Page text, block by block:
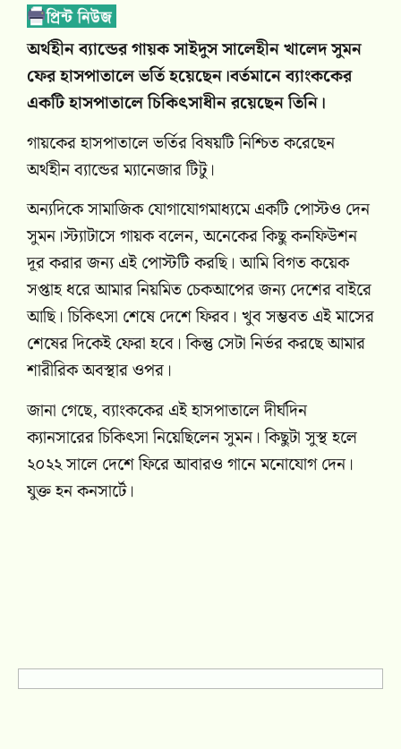
অর্থহীন ব্যান্ডের গায়ক সাইদুস সালেহীন খালেদ সুমন
ফের হাসপাতালে ভর্তি হয়েছেন।বর্তমানে ব্যাংককের
একটি হাসপাতালে চিকিৎসাধীন রয়েছেন তিনি।
গায়কের হাসপাতালে ভর্তির বিষয়টি নিশ্চিত করেছেন
অর্থহীন ব্যান্ডের ম্যানেজার টিটু।
অন্যদিকে সামাজিক যোগাযোগমাধ্যমে একটি পোস্টও দেন
সুমন।স্ট্যাটাসে গায়ক বলেন, অনেকের কিছু কনফিউশন
দূর করার জন্য এই পোস্টটি করছি। আমি বিগত কয়েক
সপ্তাহ ধরে আমার নিয়মিত চেকআপের জন্য দেশের বাইরে
আছি। চিকিৎসা শেষে দেশে ফিরব। খুব সম্ভবত এই মাসের
শেষের দিকেই ফেরা হবে। কিন্তু সেটা নির্ভর করছে আমার
শারীরিক অবস্থার ওপর।
জানা গেছে, ব্যাংককের এই হাসপাতালে দীর্ঘদিন
ক্যানসারের চিকিৎসা নিয়েছিলেন সুমন। কিছুটা সুস্থ হলে
২০২২ সালে দেশে ফিরে আবারও গানে মনোযোগ দেন।
যুক্ত হন কনসার্টে।